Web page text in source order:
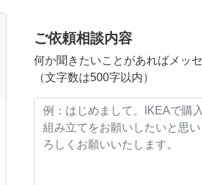
ご依頼相談内容
何か聞きたいことがあればメッ
（文字数は500字以内）